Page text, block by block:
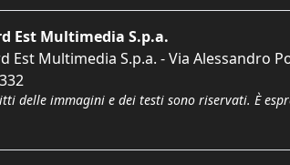
Est Multimedia S.p.a.
Est Multimedia S.p.a. - Via Alessandro
delle immagini e dei testi sono riservati. È